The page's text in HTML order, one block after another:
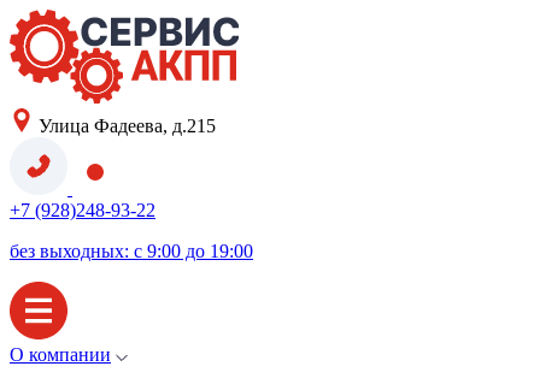
Улица Фадеева, д.215
+7 (928)248-93-22
без выходных: с 9:00 до 19:00
О компании